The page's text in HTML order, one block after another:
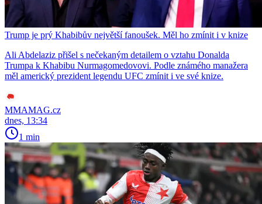
Trump je prý Khabibův největší fanoušek. Měl ho zmínit i v knize
Ali Abdelaziz přišel s nečekaným detailem o vztahu Donalda
Trumpa k Khabibu Nurmagomedovovi. Podle známého manažera
měl americký prezident legendu UFC zmínit i ve své knize.
MMAMAG.cz
dnes, 13:34
1 min